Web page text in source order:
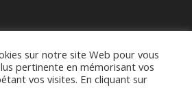
Le Village de Bueil
Associations
sur notre site Web pour vous
pertinente en mémorisant vos
vos visites. En cliquant sur